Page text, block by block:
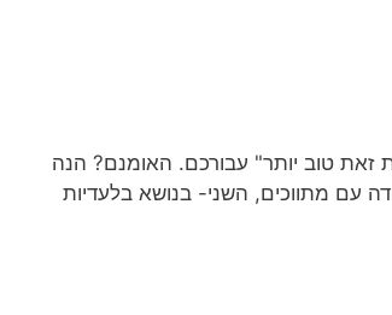
זאת טוב יותר" עבורכם. האומנם? הנה
עם מתווכים, השני- בנושא בלעדיות